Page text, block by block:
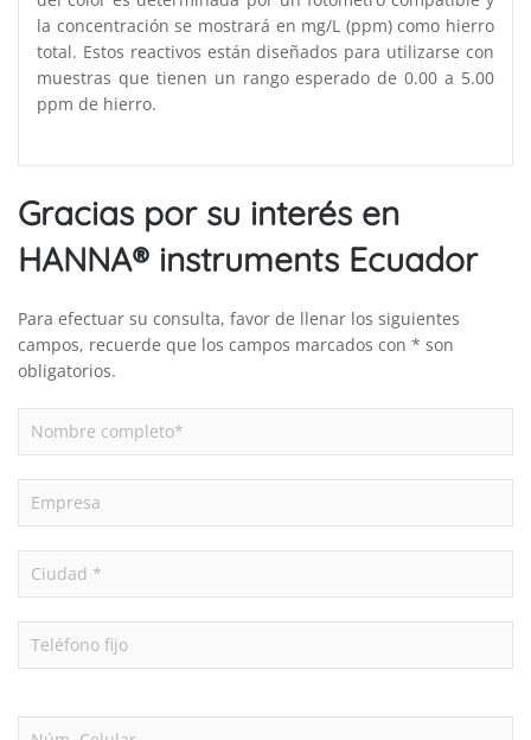
la concentración se mostrará en mg/L (ppm) como hierro
total. Estos reactivos están diseñados para utilizarse con
muestras que tienen un rango esperado de 0.00 a 5.00
ppm de hierro.
Gracias por su interés en
HANNA® instruments Ecuador
Para efectuar su consulta, favor de llenar los siguientes
campos, recuerde que los campos marcados con * son
obligatorios.